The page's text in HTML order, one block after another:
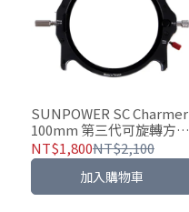
SUNPOWER SC Charmer
100mm 第三代可旋轉方型
濾鏡支架
NT$1,800NT$2,100
加入購物車